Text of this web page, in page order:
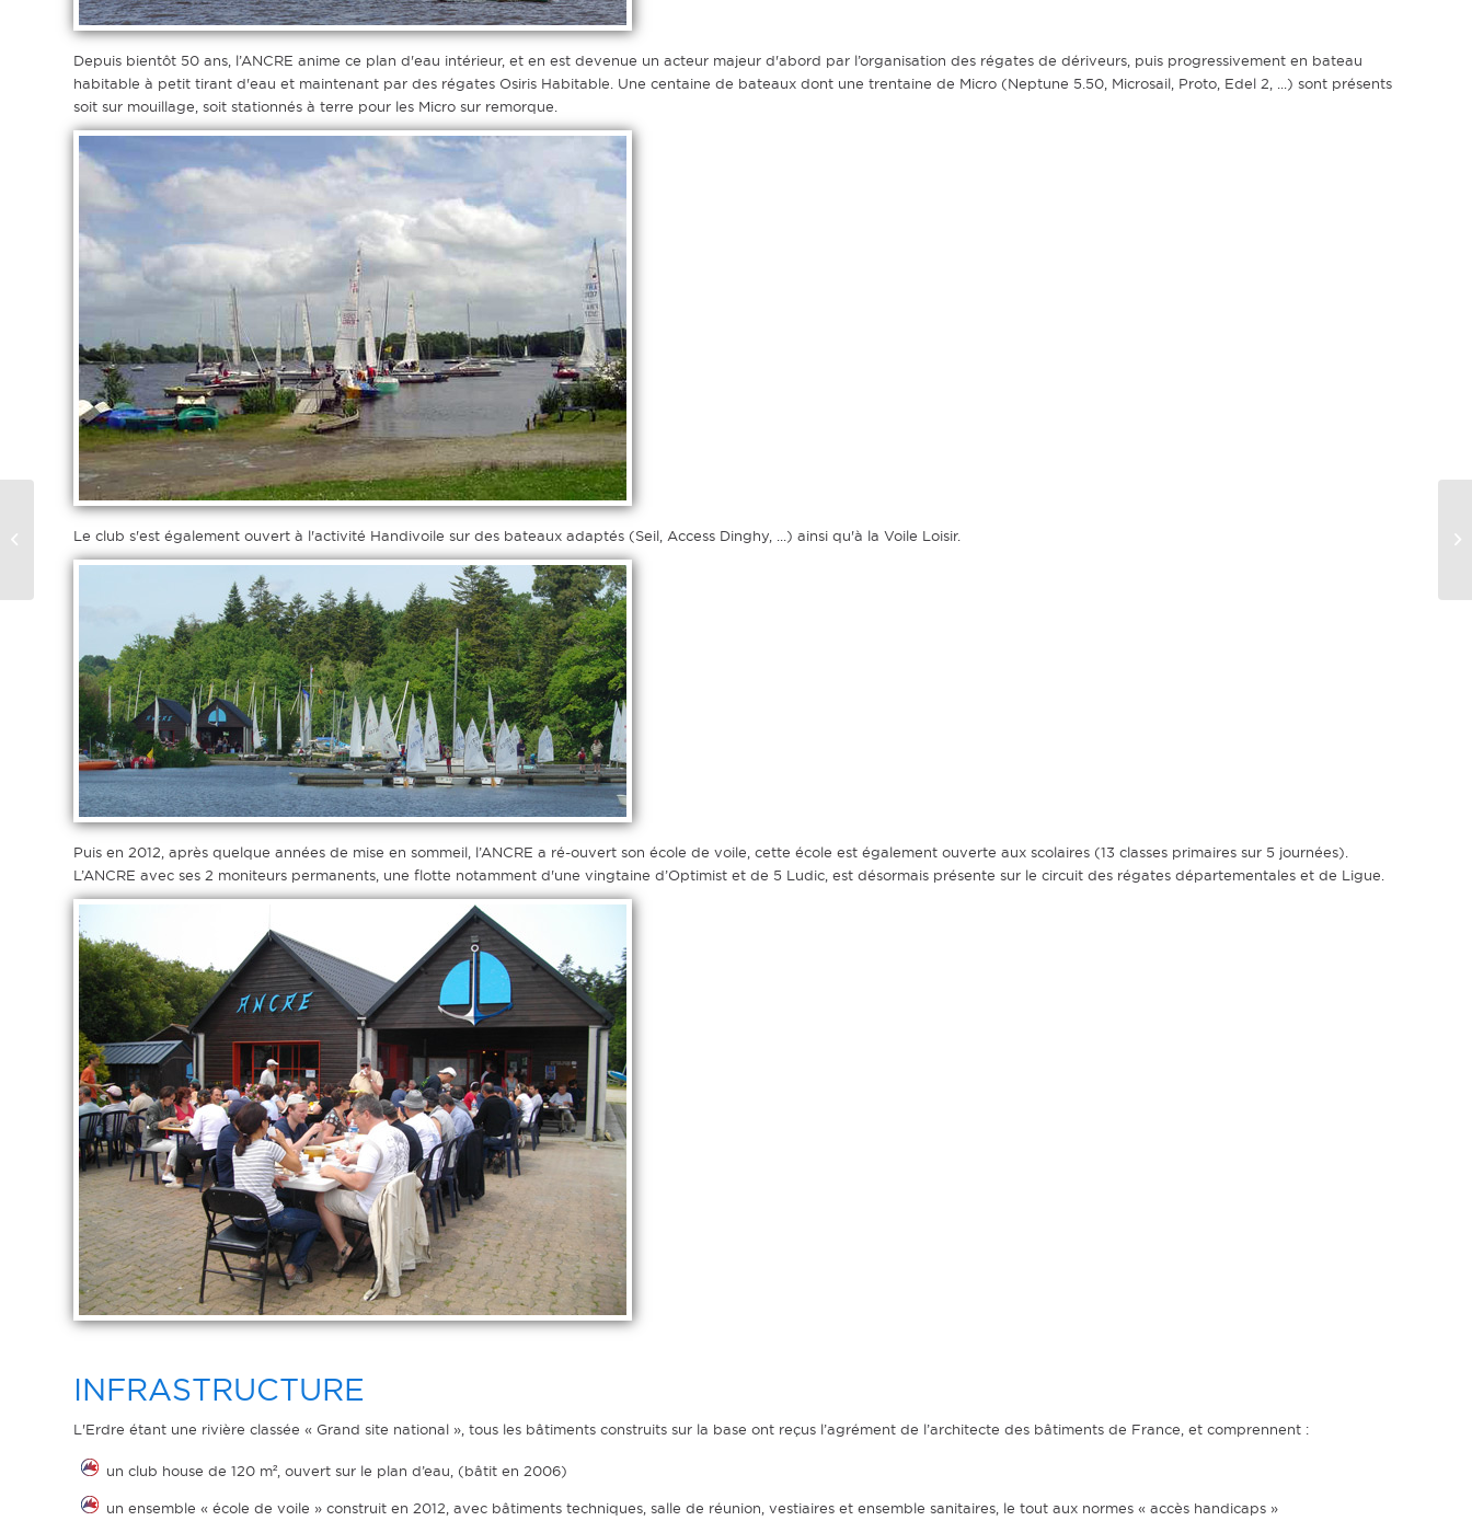
Depuis bientôt 50 ans, l’ANCRE anime ce plan d'eau intérieur, et en est devenue un acteur majeur d'abord par l’organisation des régates de dériveurs, puis progressivement en bateau
habitable à petit tirant d'eau et maintenant par des régates Osiris Habitable. Une centaine de bateaux dont une trentaine de Micro (Neptune 5.50, Microsail, Proto, Edel 2, ...) sont présents
soit sur mouillage, soit stationnés à terre pour les Micro sur remorque.
Le club s'est également ouvert à l'activité Handivoile sur des bateaux adaptés (Seil, Access Dinghy, ...) ainsi qu'à la Voile Loisir.
Puis en 2012, après quelque années de mise en sommeil, l’ANCRE a ré-ouvert son école de voile, cette école est également ouverte aux scolaires (13 classes primaires sur 5 journées).
L’ANCRE avec ses 2 moniteurs permanents, une flotte notamment d'une vingtaine d’Optimist et de 5 Ludic, est désormais présente sur le circuit des régates départementales et de Ligue.
INFRASTRUCTURE
L'Erdre étant une rivière classée « Grand site national », tous les bâtiments construits sur la base ont reçus l’agrément de l’architecte des bâtiments de France, et comprennent :
un club house de 120 m², ouvert sur le plan d’eau, (bâtit en 2006)
un ensemble « école de voile » construit en 2012, avec bâtiments techniques, salle de réunion, vestiaires et ensemble sanitaires, le tout aux normes « accès handicaps »
CAPEL Solo N° 2